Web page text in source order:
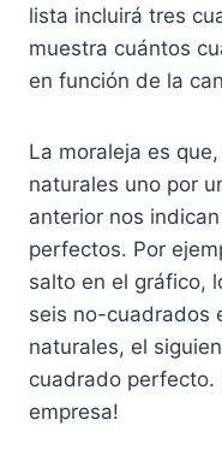
lista incluirá tres
muestra cuántos
en función de la
La moraleja es
naturales uno por
anterior nos
perfectos. Por
salto en el gráfico,
seis no-cuadrados
naturales, el
cuadrado perfecto.
empresa!